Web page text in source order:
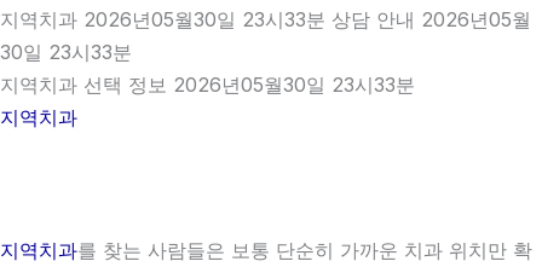
지역치과 2026년05월30일 23시33분 상담 안내 2026년05월
30일 23시33분
지역치과 선택 정보 2026년05월30일 23시33분
지역치과
지역치과를 찾는 사람들은 보통 단순히 가까운 치과 위치만 확